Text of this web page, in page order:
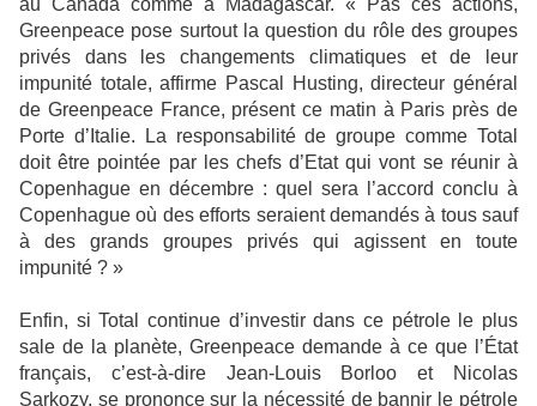
au Canada comme à Madagascar. « Pas ces actions,
Greenpeace pose surtout la question du rôle des groupes
privés dans les changements climatiques et de leur
impunité totale, affirme Pascal Husting, directeur général
de Greenpeace France, présent ce matin à Paris près de
Porte d’Italie. La responsabilité de groupe comme Total
doit être pointée par les chefs d’Etat qui vont se réunir à
Copenhague en décembre : quel sera l’accord conclu à
Copenhague où des efforts seraient demandés à tous sauf
à des grands groupes privés qui agissent en toute
impunité ? »
Enfin, si Total continue d’investir dans ce pétrole le plus
sale de la planète, Greenpeace demande à ce que l’État
français, c’est-à-dire Jean-Louis Borloo et Nicolas
Sarkozy, se prononce sur la nécessité de bannir le pétrole